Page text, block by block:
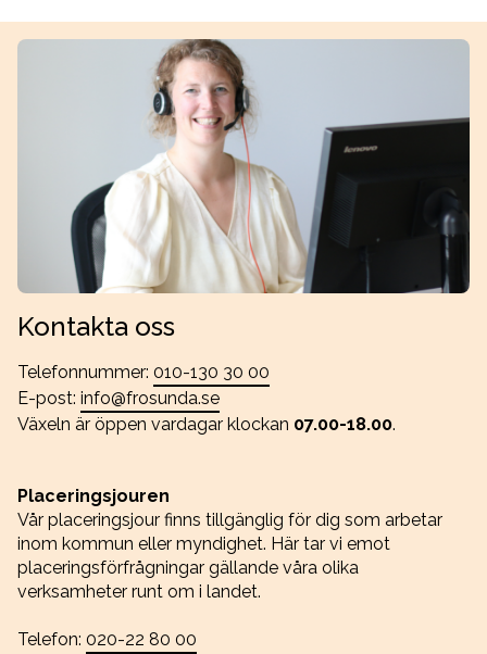
Kontakta oss
Telefonnummer: 010-130 30 00
E-post: info@frosunda.se
Växeln är öppen vardagar klockan 07.00-18.00.
Placeringsjouren
Vår placeringsjour finns tillgänglig för dig som arbetar
inom kommun eller myndighet. Här tar vi emot
placeringsförfrågningar gällande våra olika
verksamheter runt om i landet.
Telefon: 020-22 80 00